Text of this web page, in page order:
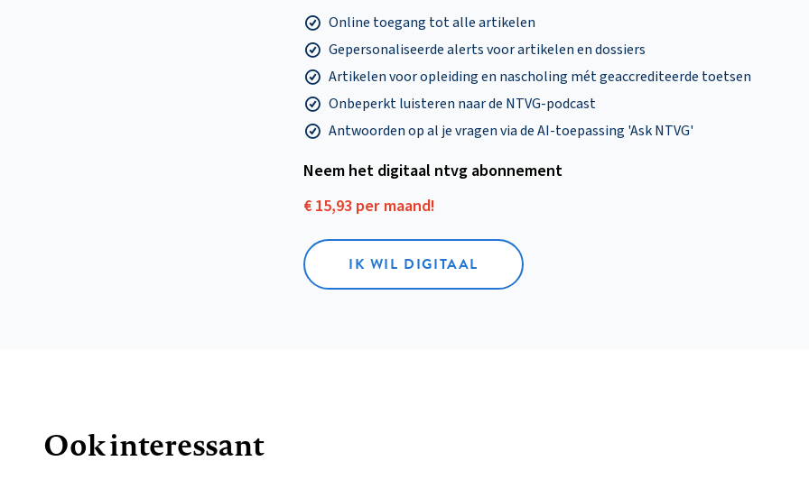
Online toegang tot alle artikelen
Gepersonaliseerde alerts voor artikelen en dossiers
Artikelen voor opleiding en nascholing mét geaccrediteerde toetsen
Onbeperkt luisteren naar de NTVG-podcast
Antwoorden op al je vragen via de AI-toepassing 'Ask NTVG'
Neem het digitaal ntvg abonnement
€ 15,93 per maand!
IK WIL DIGITAAL
Ook interessant